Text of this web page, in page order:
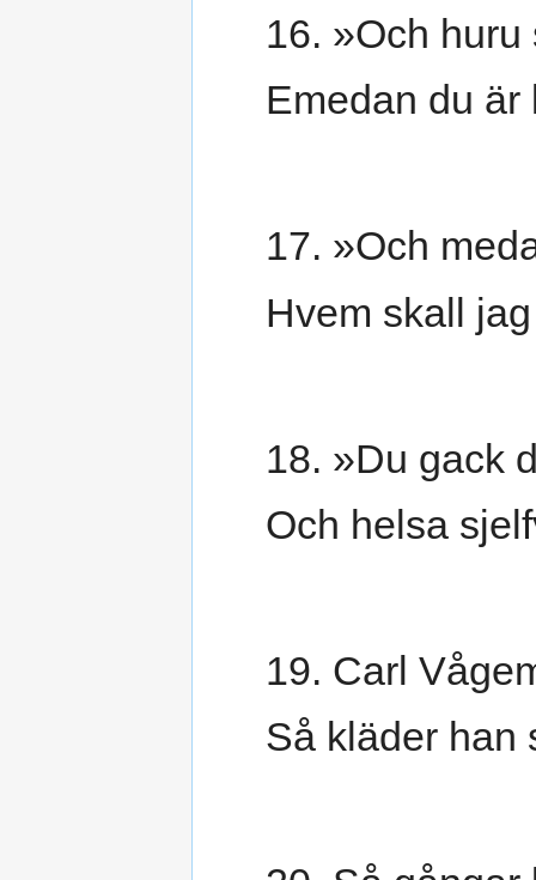
16. »Och
Emedan du är
17. »Och
Hvem skall
18. »Du gack
Och helsa
19. Carl
Så kläder han